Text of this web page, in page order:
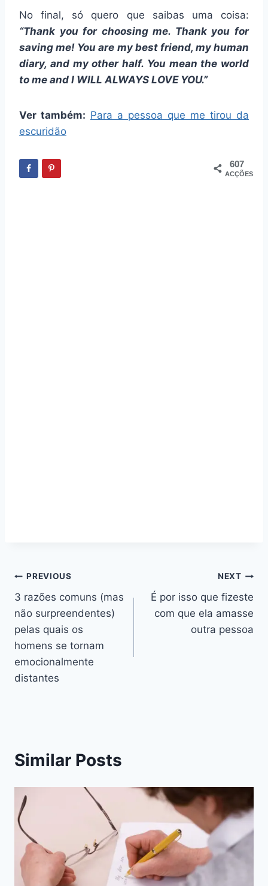
No final, só quero que saibas uma coisa:
“Thank you for choosing me. Thank you for
saving me! You are my best friend, my human
diary, and my other half. You mean the world
to me and I WILL ALWAYS LOVE YOU.”
Ver também: Para a pessoa que me tirou da
escuridão
607
ACÇÕES
Navegação
de
artigos
PREVIOUS
3 razões comuns (mas
não surpreendentes)
pelas quais os
homens se tornam
emocionalmente
distantes
NEXT
É por isso que fizeste
com que ela amasse
outra pessoa
Similar Posts